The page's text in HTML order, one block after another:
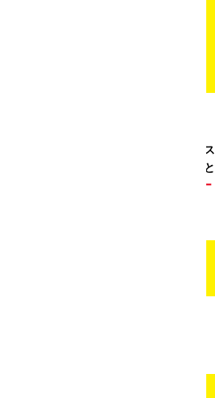
。ガソリンス
や整備工場の既存インフラを活用すること
リー